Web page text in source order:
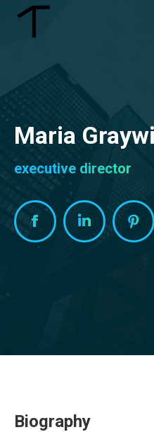
Maria
executive director
FacebookLinkedin
Biography